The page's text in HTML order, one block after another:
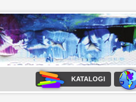
KATALOGI